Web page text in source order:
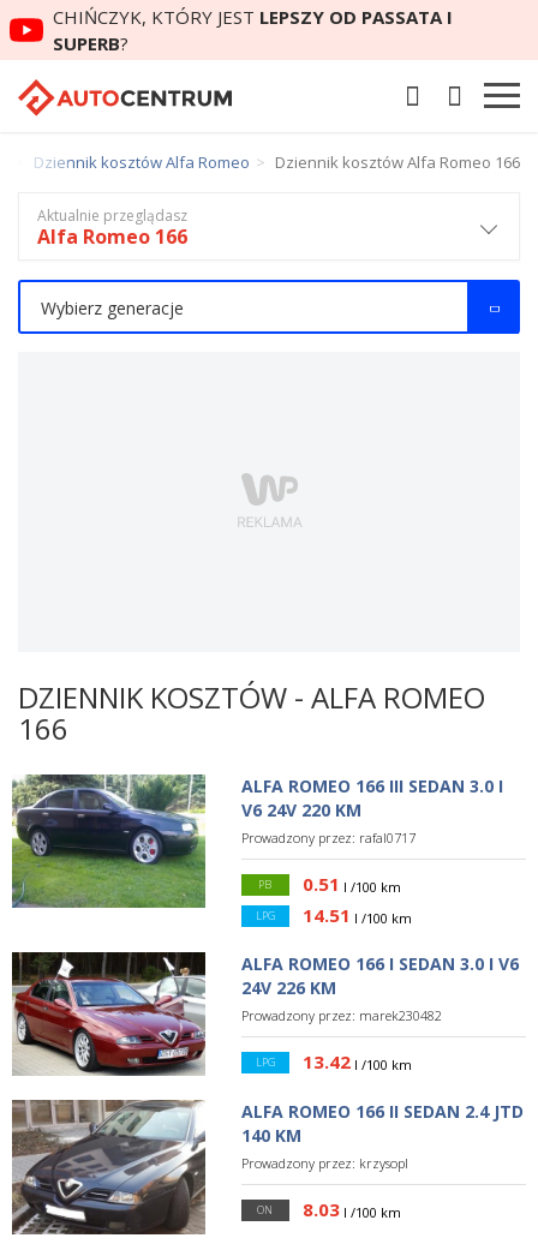
CHIŃCZYK, KTÓRY JEST LEPSZY OD PASSATA I
SUPERB?
Dziennik kosztów Alfa Romeo Dziennik kosztów Alfa Romeo 166
DZIENNIK KOSZTÓW - ALFA ROMEO
166
ALFA ROMEO 166 III SEDAN 3.0 I
V6 24V 220 KM
Prowadzony przez: rafal0717
PB 0.51 l /100 km
LPG 14.51 l /100 km
ALFA ROMEO 166 I SEDAN 3.0 I V6
24V 226 KM
Prowadzony przez: marek230482
LPG 13.42 l /100 km
ALFA ROMEO 166 II SEDAN 2.4 JTD
140 KM
Prowadzony przez: krzysopl
ON 8.03 l /100 km
Aktualnie przeglądasz
Alfa Romeo 166
Wybierz generacje